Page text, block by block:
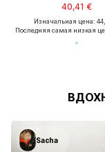
40,41 €
Изначальная цена:
Последняя самая низкая
Sacha